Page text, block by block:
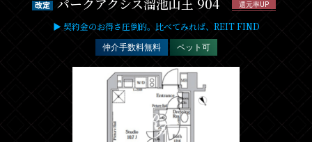
還元率UP
▶ 契約金のお得さ圧倒的。比べてみれば、REIT FIND
仲介手数料無料 ペット可